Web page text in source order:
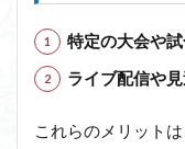
特定の大会や
ライブ配信や
これらのメリット